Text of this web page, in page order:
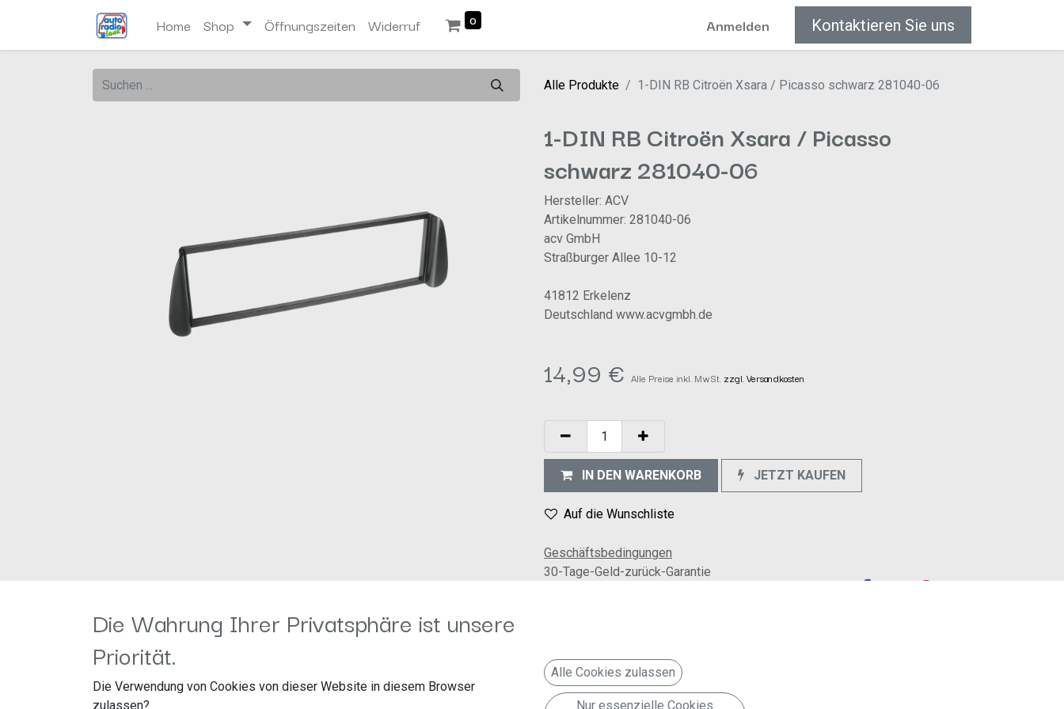
Home Shop Öffnungszeiten Widerruf 0 Anmelden Kontaktieren Sie uns
Alle Produkte 1-DIN RB Citroën Xsara / Picasso schwarz 281040-06
1-DIN RB Citroën Xsara / Picasso
schwarz 281040-06
Hersteller: ACV
Artikelnummer: 281040-06
acv GmbH
Straßburger Allee 10-12
41812 Erkelenz
Deutschland www.acvgmbh.de
14,99 € Alle Preise inkl. MwSt. zzgl. Versandkosten
IN DEN WARENKORB JETZT KAUFEN
Auf die Wunschliste
Geschäftsbedingungen
30-Tage-Geld-zurück-Garantie
Die Wahrung Ihrer Privatsphäre ist unsere
Priorität.
Die Verwendung von Cookies von dieser Website in diesem Browser
zulassen?
Alle Cookies zulassen
Nur essenzielle Cookies